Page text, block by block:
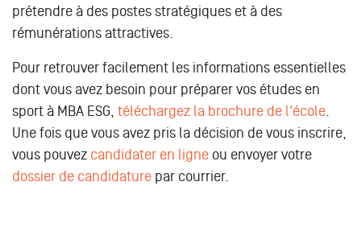
prétendre à des postes stratégiques et à des
rémunérations attractives.
Pour retrouver facilement les informations essentielles
dont vous avez besoin pour préparer vos études en
sport à MBA ESG, téléchargez la brochure de l'école.
Une fois que vous avez pris la décision de vous inscrire,
vous pouvez candidater en ligne ou envoyer votre
dossier de candidature par courrier.